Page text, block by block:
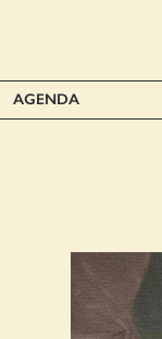
AGENDA